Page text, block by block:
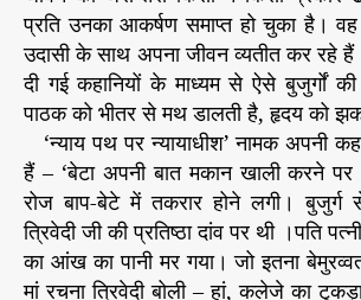
प्रति उनका आकर्षण समाप्त हो चुका है।
उदासी के साथ अपना जीवन व्यतीत कर रहे
दी गई कहानियों के माध्यम से ऐसे बुजुर्गों
पाठक को भीतर से मथ डालती है, हृदय को
‘न्याय पथ पर न्यायाधीश’ नामक अपनी
हैं – ‘बेटा अपनी बात मकान खाली करने
रोज बाप-बेटे में तकरार होने लगी। बुजुर्ग
त्रिवेदी जी की प्रतिष्ठा दांव पर थी ।पति
का आंख का पानी मर गया। जो इतना
मां रचना त्रिवेदी बोली – हां, कलेजे का